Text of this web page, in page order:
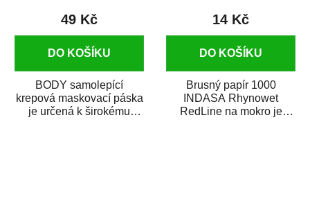
49 Kč
DO KOŠÍKU
BODY samolepící
krepová maskovací páska
je určená k širokému
14 Kč
DO KOŠÍKU
Brusný papír 1000
INDASA Rhynowet
RedLine na mokro je